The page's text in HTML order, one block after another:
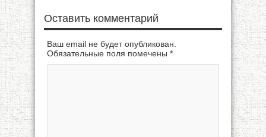
Оставить комментарий
Ваш email не будет опубликован.
Обязательные поля помечены *